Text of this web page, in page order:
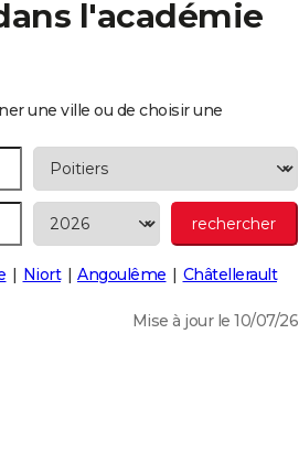
l'académie
une ville ou de choisir une
Niort Angoulême Châtellerault
Mise à jour le 10/07/26